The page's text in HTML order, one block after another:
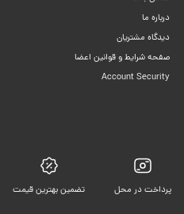
درباره ما
دیدگاه مشتریان
صفحه شرایط و قوانین اعضا
Account Security
پرداخت در محل تضمین بهترین قیمت